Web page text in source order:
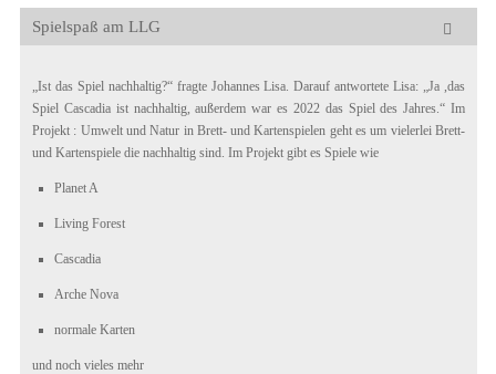
Spielspaß am LLG
„Ist das Spiel nachhaltig?“ fragte Johannes Lisa. Darauf antwortete Lisa: „Ja ,das
Spiel Cascadia ist nachhaltig, außerdem war es 2022 das Spiel des Jahres.“ Im
Projekt : Umwelt und Natur in Brett- und Kartenspielen geht es um vielerlei Brett-
und Kartenspiele die nachhaltig sind. Im Projekt gibt es Spiele wie
Planet A
Living Forest
Cascadia
Arche Nova
normale Karten
und noch vieles mehr